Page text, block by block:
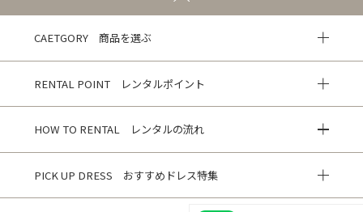
CAETGORY 商品を選ぶ
RENTAL POINT レンタルポイント
HOW TO RENTAL レンタルの流れ
PICK UP DRESS おすすめドレス特集